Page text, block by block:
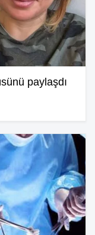
paylaşdı